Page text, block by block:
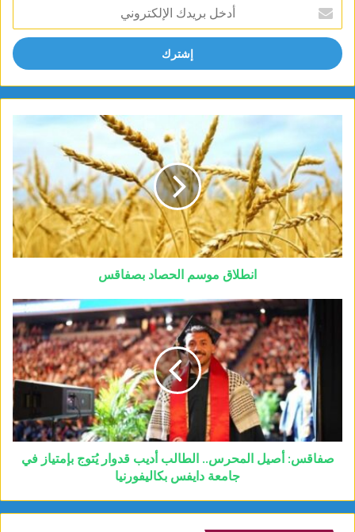
بريدك
الإلكتروني
انطلاق موسم الحصاد بصفاقس
صفاقس: أصيل المحرس.. الطالب أديب قدوار يُتوج بإمتياز في
جامعة دايفس بكاليفورنيا